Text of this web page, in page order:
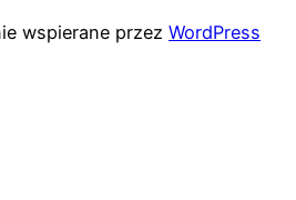
wspierane przez WordPress